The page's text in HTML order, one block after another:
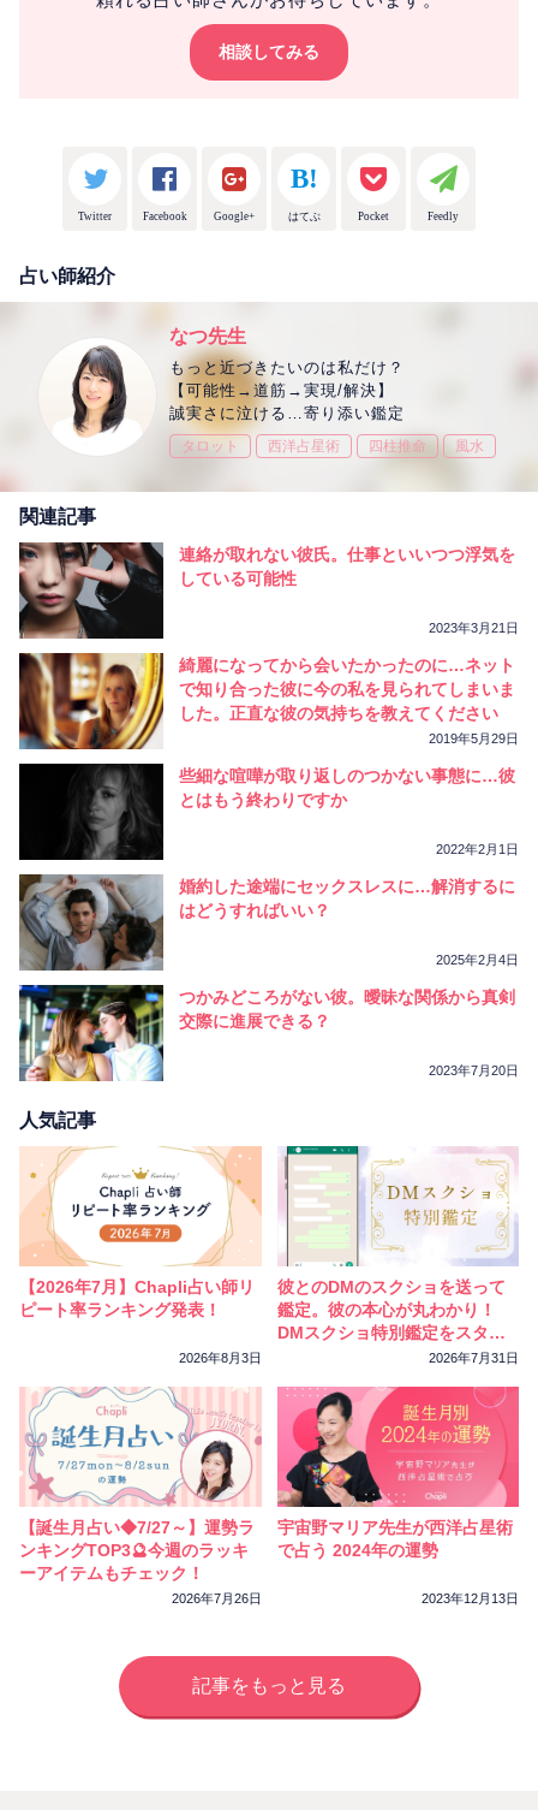
相談してみる
Twitter Facebook Google+ はてぶ Pocket Feedly
占い師紹介
なつ先生
もっと近づきたいのは私だけ？
【可能性→道筋→実現/解決】
誠実さに泣ける…寄り添い鑑定
タロット 西洋占星術 四柱推命 風水
関連記事
連絡が取れない彼氏。仕事といいつつ浮気を
している可能性
2023年3月21日
綺麗になってから会いたかったのに…ネット
で知り合った彼に今の私を見られてしまいま
した。正直な彼の気持ちを教えてください
2019年5月29日
些細な喧嘩が取り返しのつかない事態に…彼
とはもう終わりですか
2022年2月1日
婚約した途端にセックスレスに…解消するに
はどうすればいい？
2025年2月4日
つかみどころがない彼。曖昧な関係から真剣
交際に進展できる？
2023年7月20日
人気記事
【2026年7月】Chapli占い師リ
ピート率ランキング発表！
2026年8月3日
彼とのDMのスクショを送って
鑑定。彼の本心が丸わかり！
DMスクショ特別鑑定をスター
2026年7月31日
【誕生月占い◆7/27～】運勢ラ
ンキングTOP3🔮今週のラッキ
ーアイテムもチェック！
2026年7月26日
宇宙野マリア先生が西洋占星術
で占う 2024年の運勢
2023年12月13日
記事をもっと見る